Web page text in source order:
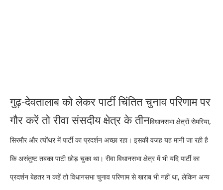
गुढ़-देवतालाब को लेकर पार्टी चिंतित चुनाव परिणाम पर
गौर करें तो रीवा संसदीय क्षेत्र के तीनविधानसभा क्षेत्रों सेमरिया,
सिरमौर और त्योंथर में पार्टी का प्रदर्शन अच्छा रहा। इसकी वजह यह मानी जा रही है
कि असंतुष्ट तबका पाटी छोड़ चुका था। रीवा विधानसभा क्षेत्र में भी यदि पार्टी का
प्रदर्शन बेहतर न कहें तो विधानसभा चुनाव परिणाम से खराब भी नहीं था, लेकिन अन्य